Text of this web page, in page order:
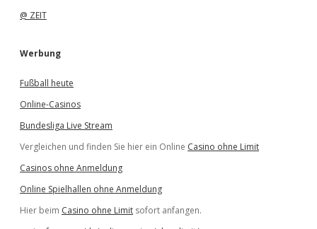
@ ZEIT
Werbung
Fußball heute
Online-Casinos
Bundesliga Live Stream
Vergleichen und finden Sie hier ein Online Casino ohne Limit
Casinos ohne Anmeldung
Online Spielhallen ohne Anmeldung
Hier beim Casino ohne Limit sofort anfangen.